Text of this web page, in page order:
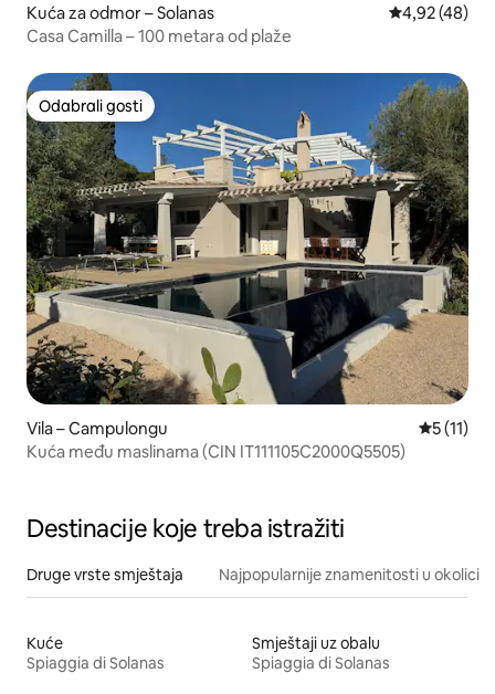
Kuća za odmor – Solanas Prosječna
4,92 (48)
Casa Camilla – 100 metara od plaže
Odabrali gosti
Odabrali gosti
Vila – Campulongu
5 (11)
Kuća među maslinama (CIN IT111105C2000Q5505)
Destinacije koje treba istražiti
Druge vrste smještaja Najpopularnije znamenitosti u okolici
Kuće
Spiaggia di Solanas
Smještaji uz obalu
Spiaggia di Solanas